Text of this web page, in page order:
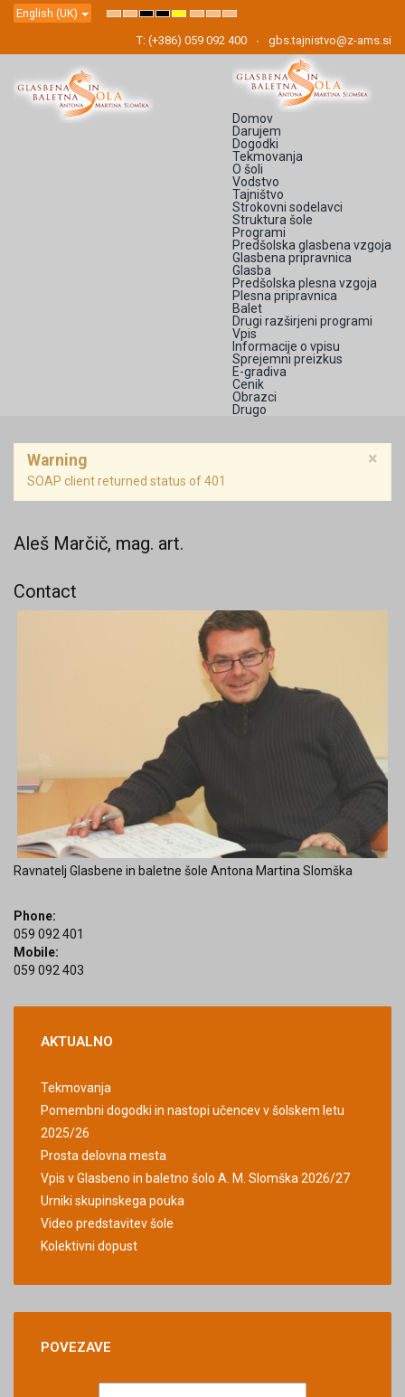
English (UK)
Default
NightHigh
Black
White
High
Black
Yellow
High
Yellow
Black
Set
Font
Set
Font
Set
Font
T: (+386) 059 092 400 gbs.tajnistvo@z-ams.si
Domov
Darujem
Dogodki
Tekmovanja
O šoli
Vodstvo
Tajništvo
Strokovni sodelavci
Struktura šole
Programi
Predšolska glasbena vzgoja
Glasbena pripravnica
Glasba
Predšolska plesna vzgoja
Plesna pripravnica
Balet
Drugi razširjeni programi
Vpis
Informacije o vpisu
Sprejemni preizkus
E-gradiva
Cenik
Obrazci
Drugo
×
Warning
SOAP client returned status of 401
Aleš Marčič, mag. art.
Contact
Ravnatelj Glasbene in baletne šole Antona Martina Slomška
Phone:
059 092 401
Mobile:
059 092 403
AKTUALNO
Tekmovanja
Pomembni dogodki in nastopi učencev v šolskem letu
2025/26
Prosta delovna mesta
Vpis v Glasbeno in baletno šolo A. M. Slomška 2026/27
Urniki skupinskega pouka
Video predstavitev šole
Kolektivni dopust
POVEZAVE